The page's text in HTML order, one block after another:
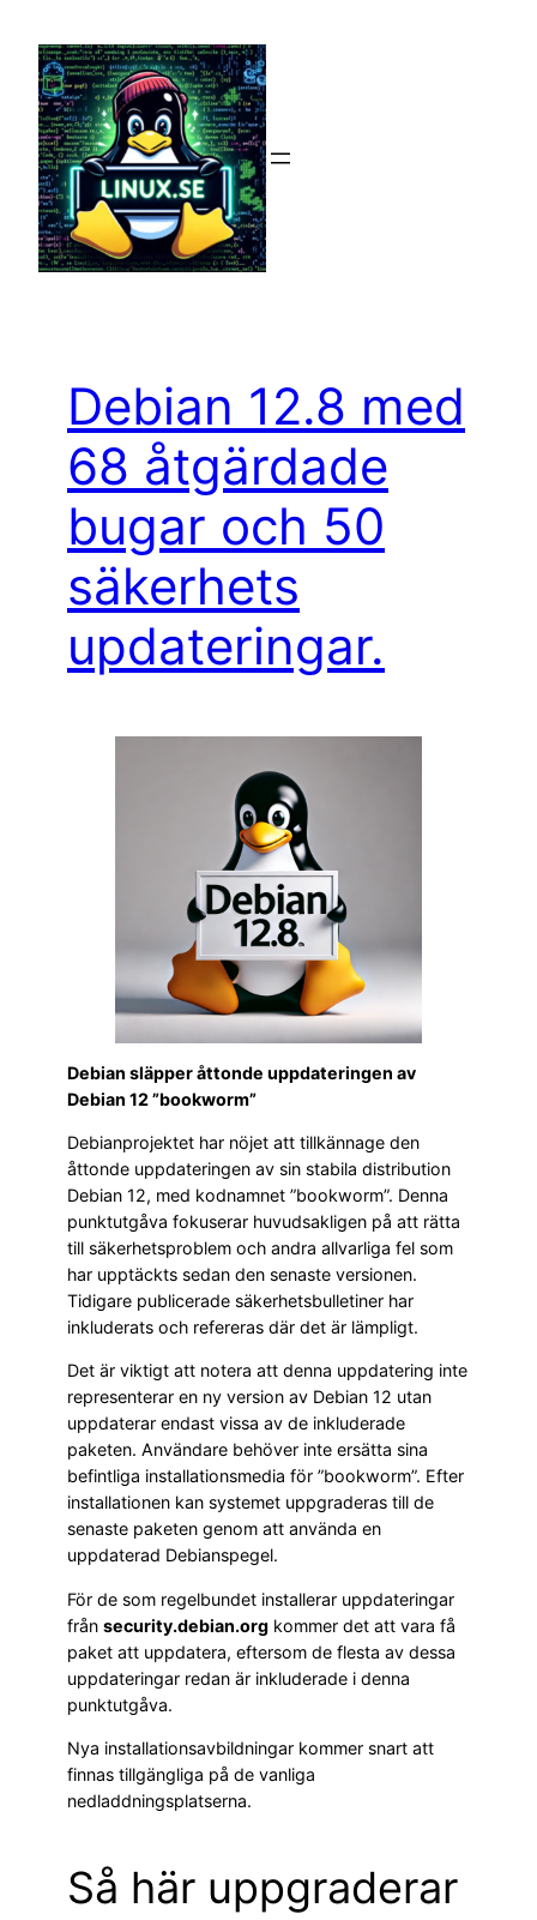
innehåll
Debian 12.8 med
68 åtgärdade
bugar och 50
säkerhets
updateringar.
Debian släpper åttonde uppdateringen av
Debian 12 ”bookworm”
Debianprojektet har nöjet att tillkännage den
åttonde uppdateringen av sin stabila distribution
Debian 12, med kodnamnet ”bookworm”. Denna
punktutgåva fokuserar huvudsakligen på att rätta
till säkerhetsproblem och andra allvarliga fel som
har upptäckts sedan den senaste versionen.
Tidigare publicerade säkerhetsbulletiner har
inkluderats och refereras där det är lämpligt.
Det är viktigt att notera att denna uppdatering inte
representerar en ny version av Debian 12 utan
uppdaterar endast vissa av de inkluderade
paketen. Användare behöver inte ersätta sina
befintliga installationsmedia för ”bookworm”. Efter
installationen kan systemet uppgraderas till de
senaste paketen genom att använda en
uppdaterad Debianspegel.
För de som regelbundet installerar uppdateringar
från security.debian.org kommer det att vara få
paket att uppdatera, eftersom de flesta av dessa
uppdateringar redan är inkluderade i denna
punktutgåva.
Nya installationsavbildningar kommer snart att
finnas tillgängliga på de vanliga
nedladdningsplatserna.
Så här uppgraderar